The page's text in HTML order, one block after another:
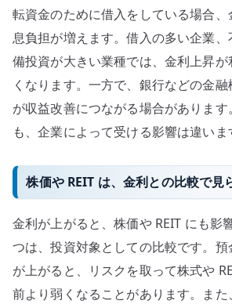
転資金のために借入をしている場合
息負担が増えます。借入の多い企業
備投資が大きい業種では、金利上昇
くなります。一方で、銀行などの金
が収益改善につながる場合がありま
も、企業によって受ける影響は違いま
株価や REIT は、金利との比較で見
金利が上がると、株価や REIT にも影
つは、投資対象としての比較です。預
が上がると、リスクを取って株式や
前より弱くなることがあります。また